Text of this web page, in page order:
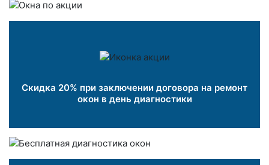
Скидка 20% при заключении договора на ремонт
окон в день диагностики